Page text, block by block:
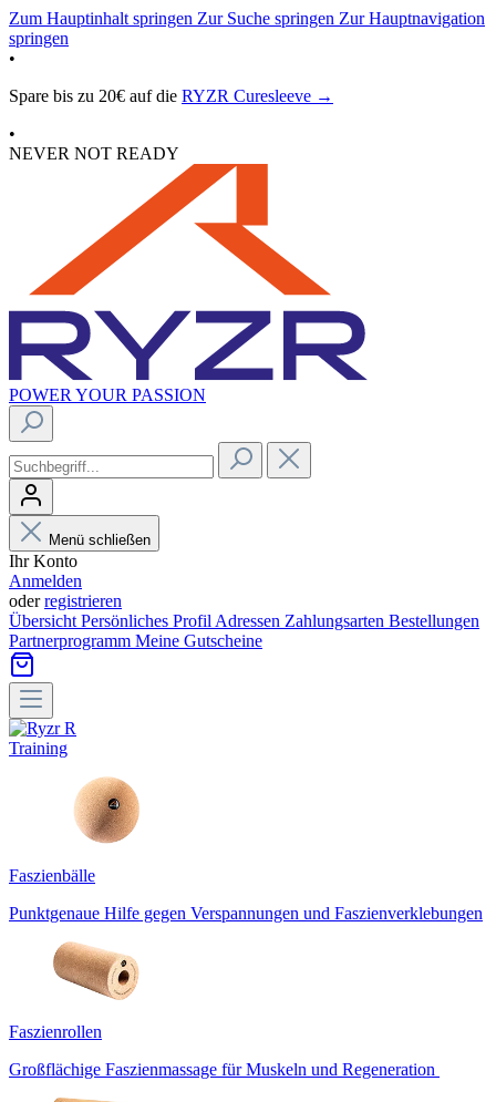
Zum Hauptinhalt springen Zur Suche springen Zur Hauptnavigation
springen
•
Spare bis zu 20€ auf die RYZR Curesleeve →
•
NEVER NOT READY
POWER YOUR PASSION
Menü schließen
Ihr Konto
Anmelden
oderregistrieren
Übersicht Persönliches Profil Adressen Zahlungsarten Bestellungen
Partnerprogramm Meine Gutscheine
Training
Faszienbälle
Punktgenaue Hilfe gegen Verspannungen und Faszienverklebungen
Faszienrollen
Großflächige Faszienmassage für Muskeln und Regeneration